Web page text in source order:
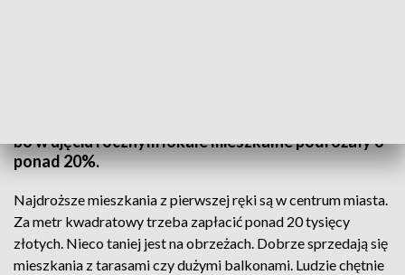
bo w ujęciu rocznym lokale mieszkalne podrożały o
ponad 20%.
Najdroższe mieszkania z pierwszej ręki są w centrum miasta.
Za metr kwadratowy trzeba zapłacić ponad 20 tysięcy
złotych. Nieco taniej jest na obrzeżach. Dobrze sprzedają się
mieszkania z tarasami czy dużymi balkonami. Ludzie chętnie